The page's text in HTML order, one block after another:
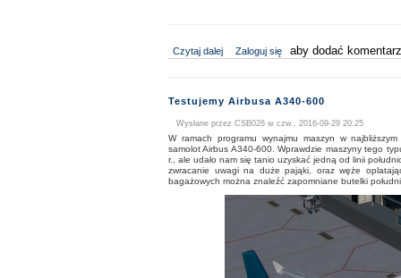
Czytaj dalej wpis Lot nad biegunem
Zaloguj się aby dodać
Testujemy Airbusa A340-600
Wysłane przez CSB026 w czw., 2016-09-29 20:25
W ramach programu wynajmu maszyn w
samolot Airbus A340-600. Wprawdzie maszyny tego
r., ale udało nam się tanio uzyskać jedną od linii
zwracanie uwagi na duże pająki, oraz węże
bagażowych można znaleźć zapomniane butelki